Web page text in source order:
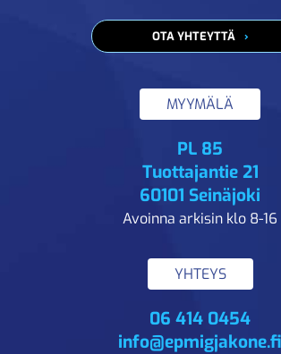
OTA YHTEYTTÄ
MYYMÄLÄ
PL 85
Tuottajantie 21
60101 Seinäjoki
Avoinna arkisin klo 8-16
YHTEYS
06 414 0454
info@epmigjakone.fi